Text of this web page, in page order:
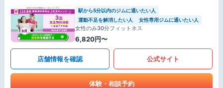
駅から5分以内のジムに通いたい人
運動不足を解消したい人
女性専用ジムに通いたい人
女性のみ30分フィットネス
6,820円〜
店舗情報を確認 公式サイト
体験・相談予約